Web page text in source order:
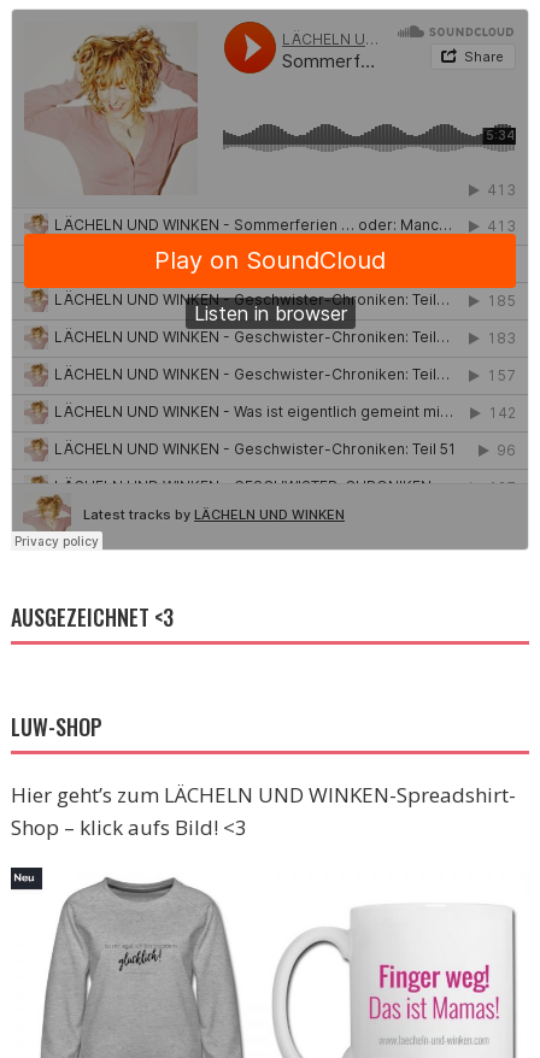
AUSGEZEICHNET <3
LUW-SHOP
Hier geht’s zum LÄCHELN UND WINKEN-Spreadshirt-
Shop – klick aufs Bild! <3